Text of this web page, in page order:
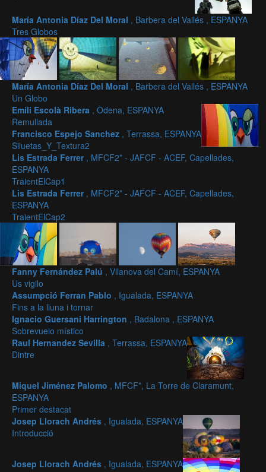
María Antonia Díaz Del Moral , Barbera del Vallés , ESPANYA
Tres Globos
María Antonia Díaz Del Moral , Barbera del Vallés , ESPANYA
Un Globo
Emili Escolà Ribera , Òdena, ESPANYA
Remullada
Francisco Espejo Sanchez , Terrassa, ESPANYA
Siluetas_Y_Textura2
Lis Estrada Ferrer , MFCF2* - JAFCF - ACEF, Capellades,
ESPANYA
TraientElCap1
Lis Estrada Ferrer , MFCF2* - JAFCF - ACEF, Capellades,
ESPANYA
TraientElCap2
Fanny Fernández Palú , Vilanova del Camí, ESPANYA
Us vigilo
Assumpció Ferran Pablo , Igualada, ESPANYA
Fins a la lluna i tornar
Ignacio Guersani Harrington , Badalona , ESPANYA
Sobrevuelo místico
Raul Hernandez Sevilla , Terrassa, ESPANYA
Dintre
Miquel Jiménez Palomo , MFCF*, La Torre de Claramunt,
ESPANYA
Primer destacat
Josep Llorach Andrés , Igualada, ESPANYA
Introducció
Josep Llorach Andrés , Igualada, ESPANYA